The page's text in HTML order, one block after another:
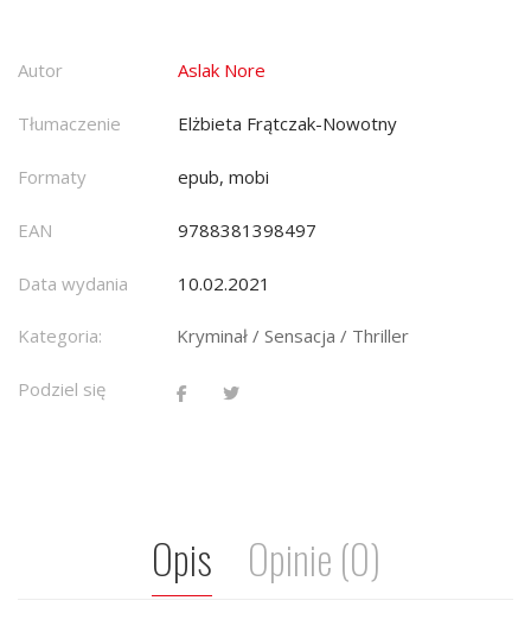
Autor Aslak Nore
Tłumaczenie Elżbieta Frątczak-Nowotny
Formaty epub, mobi
EAN 9788381398497
Data wydania 10.02.2021
Kategoria: Kryminał / Sensacja / Thriller
Podziel się
Opis Opinie (0)